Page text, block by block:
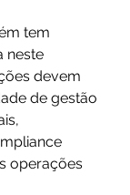
tem
neste
devem
de gestão
operações